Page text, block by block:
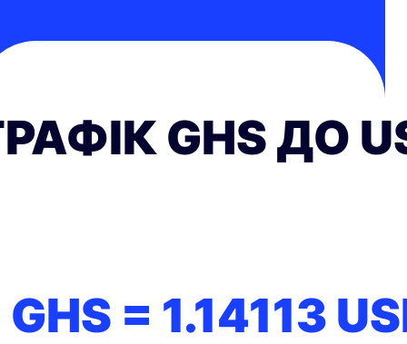
GHS ДО
GHS = 1.14113